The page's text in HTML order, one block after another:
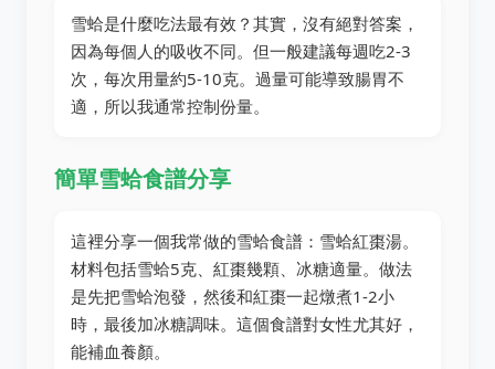
雪蛤是什麼吃法最有效？其實，沒有絕對答案，
因為每個人的吸收不同。但一般建議每週吃2-3
次，每次用量約5-10克。過量可能導致腸胃不
適，所以我通常控制份量。
簡單雪蛤食譜分享
這裡分享一個我常做的雪蛤食譜：雪蛤紅棗湯。
材料包括雪蛤5克、紅棗幾顆、冰糖適量。做法
是先把雪蛤泡發，然後和紅棗一起燉煮1-2小
時，最後加冰糖調味。這個食譜對女性尤其好，
能補血養顏。